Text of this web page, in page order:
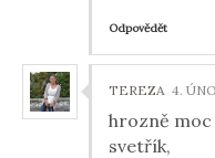
Odpovědět
TEREZA 4.
hrozně moc
svetřík,